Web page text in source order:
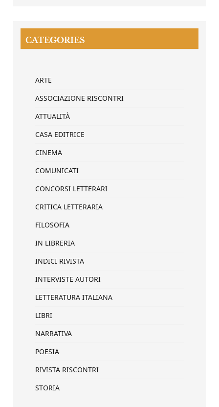
CATEGORIES
ARTE
ASSOCIAZIONE RISCONTRI
ATTUALITÀ
CASA EDITRICE
CINEMA
COMUNICATI
CONCORSI LETTERARI
CRITICA LETTERARIA
FILOSOFIA
IN LIBRERIA
INDICI RIVISTA
INTERVISTE AUTORI
LETTERATURA ITALIANA
LIBRI
NARRATIVA
POESIA
RIVISTA RISCONTRI
STORIA